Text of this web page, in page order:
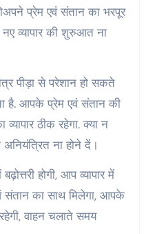
प्रेम एवं संतान का भरपूर
व्यापार की शुरुआत ना
पीड़ा से परेशान हो सकते
है. आपके प्रेम एवं संतान की
ठीक रहेगा. क्या न
ना होने दें।
होगी, आप व्यापार में
का साथ मिलेगा, आपके
वाहन चलाते समय